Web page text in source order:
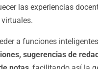
las experiencias
a funciones
sugerencias de